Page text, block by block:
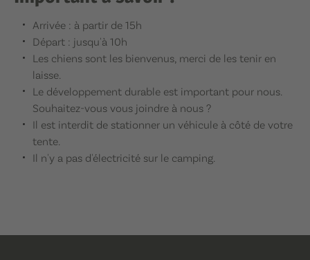
Arrivée : à partir de 15h
Départ : jusqu'à 10h
Les chiens sont les bienvenus, merci de les tenir en
laisse.
Le développement durable est important pour nous.
Souhaitez-vous vous joindre à nous ?
Il est interdit de stationner un véhicule à côté de votre
tente.
Il n'y a pas d'électricité sur le camping.